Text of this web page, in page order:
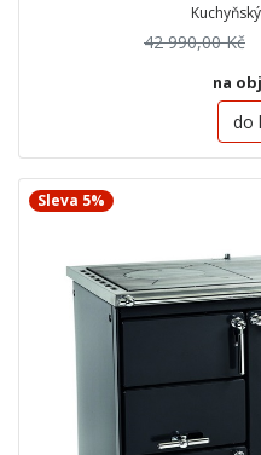
42 990,00 Kč
na
do
Sleva 5%